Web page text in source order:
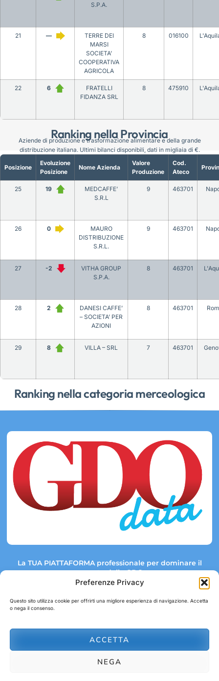
Preferenze Privacy
Questo sito utilizza cookie per offrirti una migliore esperienza di navigazione. Accetta
o nega il consenso.
ACCETTA
NEGA
Ranking nella Provincia
S.P.A.
21 —
TERRE DEI
MARSI
SOCIETA’
COOPERATIVA
AGRICOLA
8 016100
22 6
FRATELLI
FIDANZA SRL
8 475910
Ranking nella categoria merceologica
Posizione
Evoluzione
Posizione
Nome Azienda
Valore
Produzione
Cod.
Ateco
25 19
MEDCAFFE’
S.R.L
9 463701
26 0
MAURO
DISTRIBUZIONE
S.R.L.
9 463701
27 -2
VITHA GROUP
S.P.A.
8 463701
28 2
DANESI CAFFE’
– SOCIETA’ PER
AZIONI
8 463701
29 8 VILLA – SRL 7 463701
Aziende di produzione e trasformazione alimentare e della grande
distribuzione italiana. Ultimi bilanci disponibili, dati in migliaia di €.
La TUA PIATTAFORMA professionale per dominare il
mercato della GDO.
Link rapidi:
abbonamenti@gdodata.it